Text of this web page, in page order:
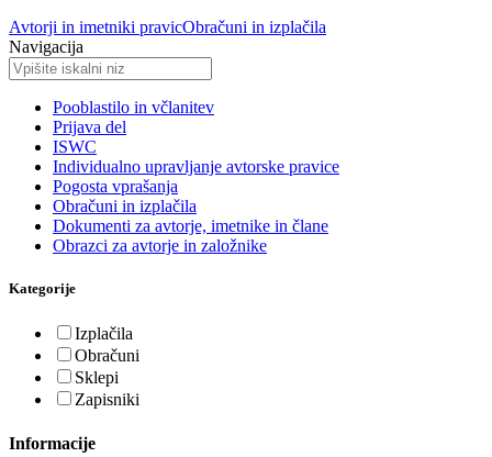
Avtorji in imetniki pravicObračuni in izplačila
Navigacija
Pooblastilo in včlanitev
Prijava del
ISWC
Individualno upravljanje avtorske pravice
Pogosta vprašanja
Obračuni in izplačila
Dokumenti za avtorje, imetnike in člane
Obrazci za avtorje in založnike
Kategorije
Izplačila
Obračuni
Sklepi
Zapisniki
Informacije